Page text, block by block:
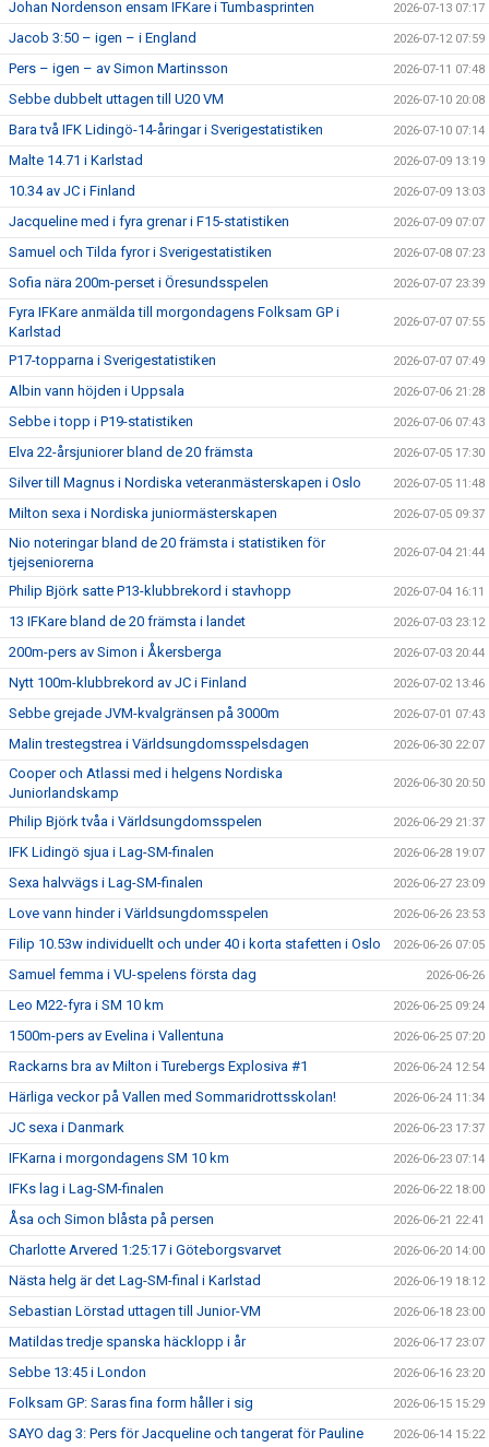
Johan Nordenson ensam IFKare i Tumbasprinten 2026-07-13 07:17
Jacob 3:50 – igen – i England 2026-07-12 07:59
Pers – igen – av Simon Martinsson 2026-07-11 07:48
Sebbe dubbelt uttagen till U20 VM 2026-07-10 20:08
Bara två IFK Lidingö-14-åringar i Sverigestatistiken 2026-07-10 07:14
Malte 14.71 i Karlstad 2026-07-09 13:19
10.34 av JC i Finland 2026-07-09 13:03
Jacqueline med i fyra grenar i F15-statistiken 2026-07-09 07:07
Samuel och Tilda fyror i Sverigestatistiken 2026-07-08 07:23
Sofia nära 200m-perset i Öresundsspelen 2026-07-07 23:39
Fyra IFKare anmälda till morgondagens Folksam GP i
Karlstad
2026-07-07 07:55
P17-topparna i Sverigestatistiken 2026-07-07 07:49
Albin vann höjden i Uppsala 2026-07-06 21:28
Sebbe i topp i P19-statistiken 2026-07-06 07:43
Elva 22-årsjuniorer bland de 20 främsta 2026-07-05 17:30
Silver till Magnus i Nordiska veteranmästerskapen i Oslo 2026-07-05 11:48
Milton sexa i Nordiska juniormästerskapen 2026-07-05 09:37
Nio noteringar bland de 20 främsta i statistiken för
tjejseniorerna
2026-07-04 21:44
Philip Björk satte P13-klubbrekord i stavhopp 2026-07-04 16:11
13 IFKare bland de 20 främsta i landet 2026-07-03 23:12
200m-pers av Simon i Åkersberga 2026-07-03 20:44
Nytt 100m-klubbrekord av JC i Finland 2026-07-02 13:46
Sebbe grejade JVM-kvalgränsen på 3000m 2026-07-01 07:43
Malin trestegstrea i Världsungdomsspelsdagen 2026-06-30 22:07
Cooper och Atlassi med i helgens Nordiska
Juniorlandskamp
2026-06-30 20:50
Philip Björk tvåa i Världsungdomsspelen 2026-06-29 21:37
IFK Lidingö sjua i Lag-SM-finalen 2026-06-28 19:07
Sexa halvvägs i Lag-SM-finalen 2026-06-27 23:09
Love vann hinder i Världsungdomsspelen 2026-06-26 23:53
Filip 10.53w individuellt och under 40 i korta stafetten i Oslo 2026-06-26 07:05
Samuel femma i VU-spelens första dag 2026-06-26
Leo M22-fyra i SM 10 km 2026-06-25 09:24
1500m-pers av Evelina i Vallentuna 2026-06-25 07:20
Rackarns bra av Milton i Turebergs Explosiva #1 2026-06-24 12:54
Härliga veckor på Vallen med Sommaridrottsskolan! 2026-06-24 11:34
JC sexa i Danmark 2026-06-23 17:37
IFKarna i morgondagens SM 10 km 2026-06-23 07:14
IFKs lag i Lag-SM-finalen 2026-06-22 18:00
Åsa och Simon blåsta på persen 2026-06-21 22:41
Charlotte Arvered 1:25:17 i Göteborgsvarvet 2026-06-20 14:00
Nästa helg är det Lag-SM-final i Karlstad 2026-06-19 18:12
Sebastian Lörstad uttagen till Junior-VM 2026-06-18 23:00
Matildas tredje spanska häcklopp i år 2026-06-17 23:07
Sebbe 13:45 i London 2026-06-16 23:20
Folksam GP: Saras fina form håller i sig 2026-06-15 15:29
SAYO dag 3: Pers för Jacqueline och tangerat för Pauline 2026-06-14 15:22